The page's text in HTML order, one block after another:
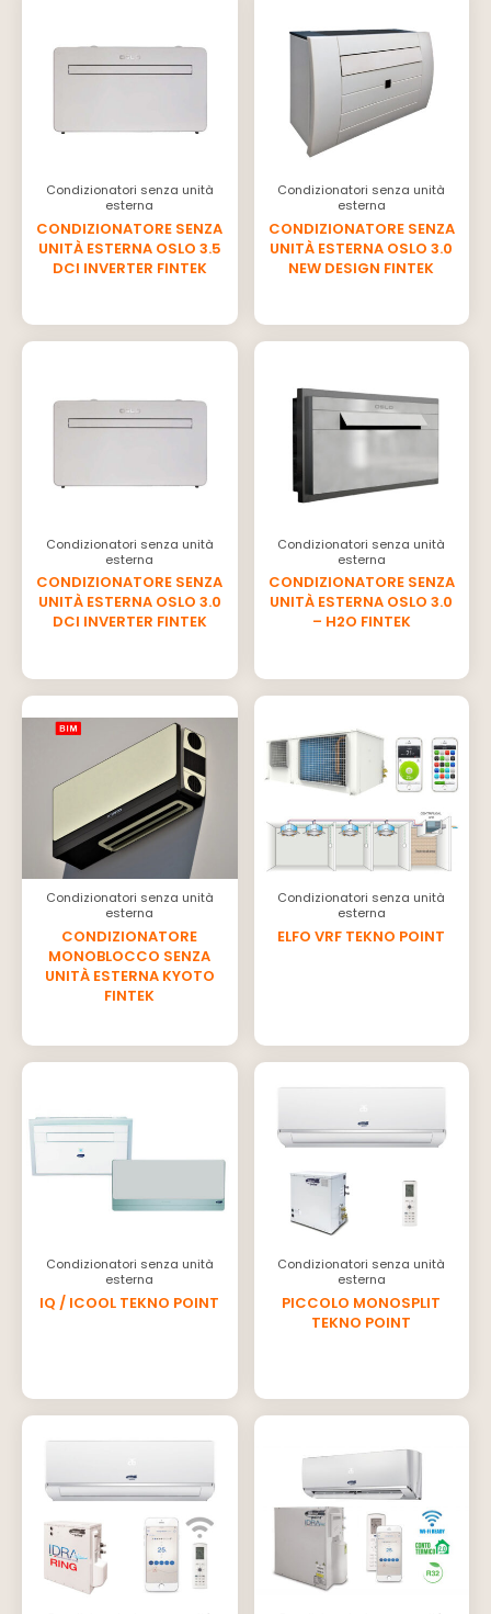
Condizionatori senza unità
esterna
CONDIZIONATORE SENZA
UNITÀ ESTERNA ​OSLO 3.5
DCI INVERTER FINTEK
Condizionatori senza unità
esterna
CONDIZIONATORE SENZA
UNITÀ ESTERNA ​OSLO 3.0
NEW DESIGN FINTEK
Condizionatori senza unità
esterna
CONDIZIONATORE SENZA
UNITÀ ESTERNA ​OSLO 3.0
DCI INVERTER FINTEK
Condizionatori senza unità
esterna
CONDIZIONATORE SENZA
UNITÀ ESTERNA ​OSLO 3.0
– H2O FINTEK
Condizionatori senza unità
esterna
CONDIZIONATORE
MONOBLOCCO SENZA
UNITÀ ESTERNA KYOTO
FINTEK
Condizionatori senza unità
esterna
ELFO VRF TEKNO POINT
Condizionatori senza unità
esterna
IQ / ICOOL TEKNO POINT
Condizionatori senza unità
esterna
PICCOLO MONOSPLIT
TEKNO POINT